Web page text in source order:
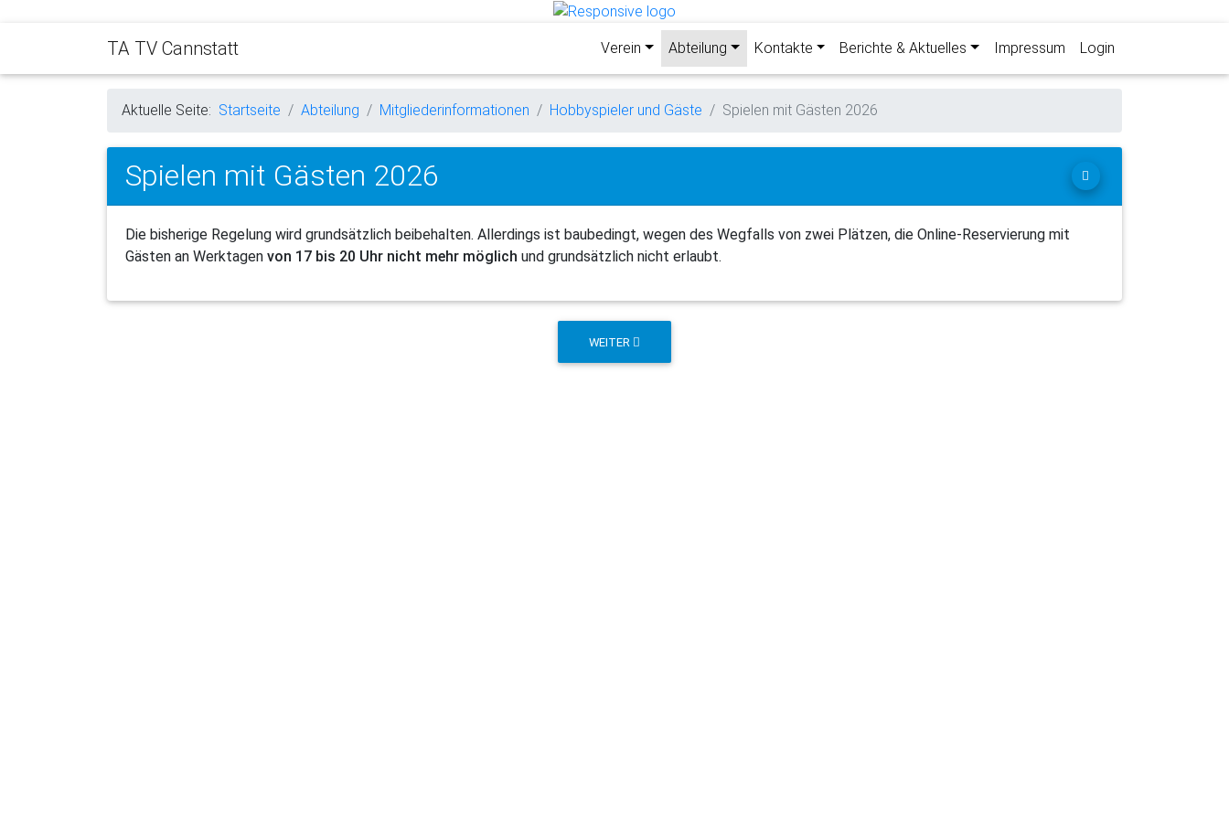
TA TV Cannstatt Verein Abteilung Kontakte Berichte & Aktuelles Impressum Login
Aktuelle Seite: Startseite Abteilung Mitgliederinformationen Hobbyspieler und Gäste Spielen mit Gästen 2026
Spielen mit Gästen 2026
Die bisherige Regelung wird grundsätzlich beibehalten. Allerdings ist baubedingt, wegen des Wegfalls von zwei Plätzen, die Online-Reservierung mit
Gästen an Werktagen von 17 bis 20 Uhr nicht mehr möglich und grundsätzlich nicht erlaubt.
WEITER